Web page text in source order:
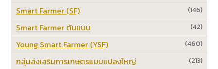
(146)
Smart Farmer (SF)
(42)
Smart Farmer ต้นแบบ
(460)
Young Smart Farmer (YSF)
(213)
กลุ่มส่งเสริมการเกษตรแบบแปลงใหญ่